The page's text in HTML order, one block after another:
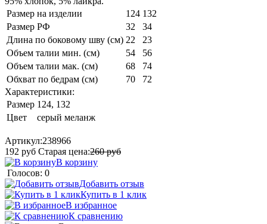
Размер на изделии
124 132
Размер РФ
32
34
Длина по боковому шву (см) 22
23
Объем талии мин. (см)
54
56
Объем талии мак. (см)
68
74
Обхват по бедрам (см)
70
72
Характеристики:
Размер 124, 132
Цвет
серый меланж
Артикул:238966
192 руб Старая цена:260руб
В корзину
Голосов: 0
Добавить отзыв
Купить в 1 клик
В избранное
К сравнению